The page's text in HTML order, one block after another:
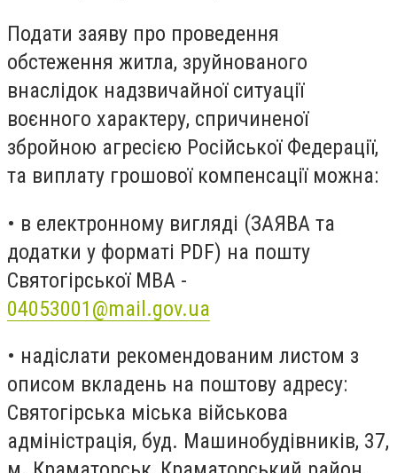
Подати заяву про проведення
обстеження житла, зруйнованого
внаслідок надзвичайної ситуації
воєнного характеру, спричиненої
збройною агресією Російської Федерації,
та виплату грошової компенсації можна:
• в електронному вигляді (ЗАЯВА та
додатки у форматі PDF) на пошту
Святогірської МВА -
04053001@mail.gov.ua
• надіслати рекомендованим листом з
описом вкладень на поштову адресу:
Святогірська міська військова
адміністрація, буд. Машинобудівників, 37,